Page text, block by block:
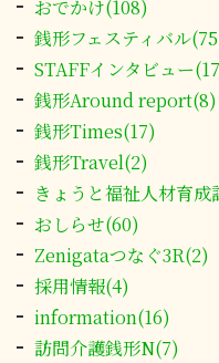
おでかけ(108)
銭形フェスティバル
STAFFインタビュー
銭形Around report(8)
銭形Times(17)
銭形Travel(2)
きょうと福祉人材育成
おしらせ(60)
Zenigataつなぐ3R(2)
採用情報(4)
information(16)
訪問介護銭形N(7)